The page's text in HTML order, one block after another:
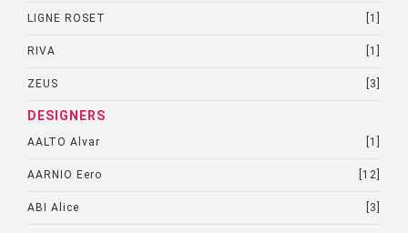
LIGNE ROSET [1]
RIVA [1]
ZEUS [3]
DESIGNERS
AALTO Alvar [1]
AARNIO Eero [12]
ABI Alice [3]